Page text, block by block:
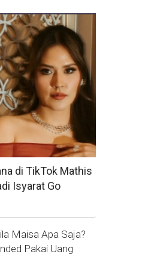
di TikTok Mathis
Isyarat Go
Maisa Apa Saja?
Pakai Uang